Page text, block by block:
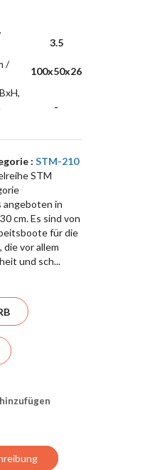
3.5
/
100x50x26
-
: STM-210
STM
angeboten in
cm. Es sind von
für die
vor allem
und sch...